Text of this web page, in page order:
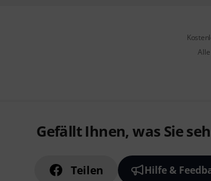
Gefällt Ihnen, was Sie
Teilen Hilfe &